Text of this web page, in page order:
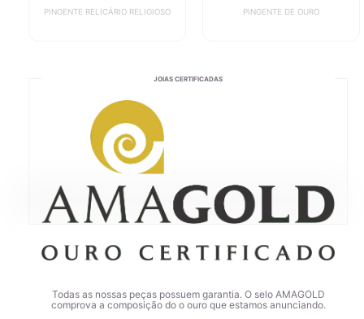
PINGENTE RELICÁRIO RELIGIOSO PINGENTE DE OURO
JOIAS CERTIFICADAS
Todas as nossas peças possuem garantia. O selo AMAGOLD
comprova a composição do o ouro que estamos anunciando.